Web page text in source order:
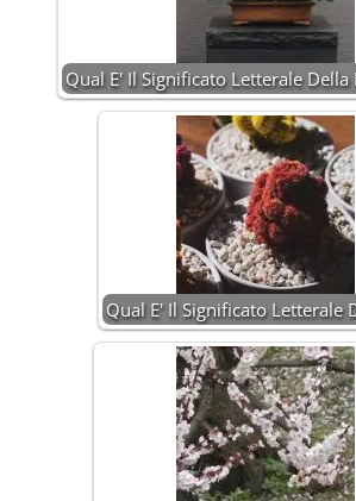
Qual E' Il Significato Letterale Della
Qual E' Il Significato Letterale